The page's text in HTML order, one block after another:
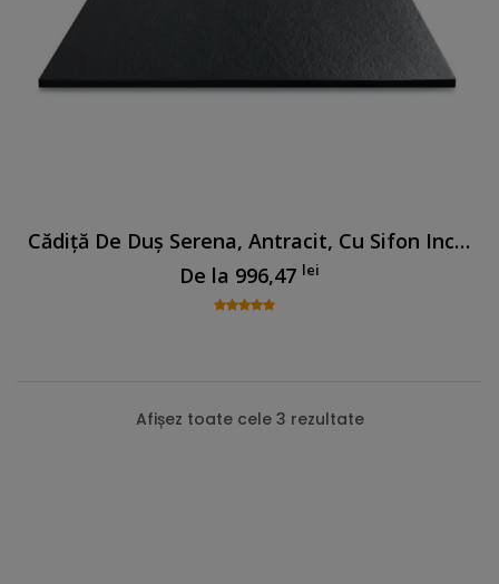
Cădiță De Duș Serena, Antracit, Cu Sifon Inclus
De la 996,47 lei
Afișez toate cele 3 rezultate